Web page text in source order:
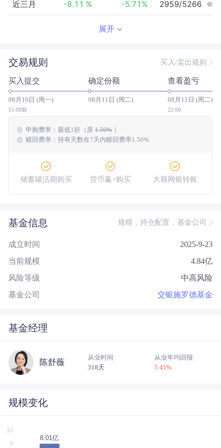
近三月 -8.11 % -5.71 % 2959/5266
近三年 --/--
近五年 -- 0.00% --/--
今年以来 4215/4991
成立以来 -11.11%
展开
交易规则 买入/卖出规则
买入提交
08月10日 (周一)
15:00前
确定份额
08月11日 (周二)
查看盈亏
08月11日 (周二)
22:00
申购费率： 最低1折（原 1.50%）
赎回费率：持有天数在7天内赎回费率1.50%
储蓄罐活期购买 货币赢+购买 大额网银转账
基金信息 规模，持仓配置，基金公司
成立时间 2025-9-23
当前规模 4.84亿
风险等级 中高风险
基金公司 交银施罗德基金
基金经理
陈舒薇
从业时间
318天
从业年均回报
5.45%
规模变化